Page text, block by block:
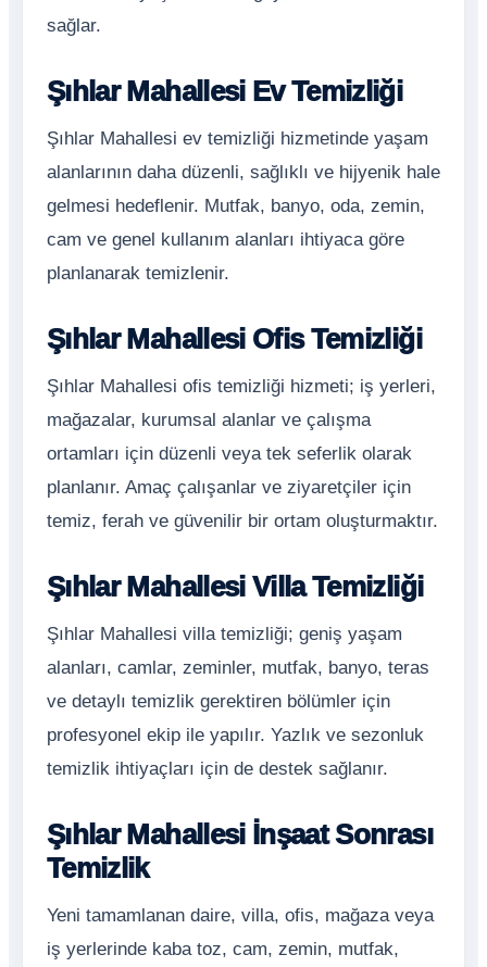
sağlar.
Şıhlar Mahallesi Ev Temizliği
Şıhlar Mahallesi ev temizliği hizmetinde yaşam
alanlarının daha düzenli, sağlıklı ve hijyenik hale
gelmesi hedeflenir. Mutfak, banyo, oda, zemin,
cam ve genel kullanım alanları ihtiyaca göre
planlanarak temizlenir.
Şıhlar Mahallesi Ofis Temizliği
Şıhlar Mahallesi ofis temizliği hizmeti; iş yerleri,
mağazalar, kurumsal alanlar ve çalışma
ortamları için düzenli veya tek seferlik olarak
planlanır. Amaç çalışanlar ve ziyaretçiler için
temiz, ferah ve güvenilir bir ortam oluşturmaktır.
Şıhlar Mahallesi Villa Temizliği
Şıhlar Mahallesi villa temizliği; geniş yaşam
alanları, camlar, zeminler, mutfak, banyo, teras
ve detaylı temizlik gerektiren bölümler için
profesyonel ekip ile yapılır. Yazlık ve sezonluk
temizlik ihtiyaçları için de destek sağlanır.
Şıhlar Mahallesi İnşaat Sonrası
Temizlik
Yeni tamamlanan daire, villa, ofis, mağaza veya
iş yerlerinde kaba toz, cam, zemin, mutfak,